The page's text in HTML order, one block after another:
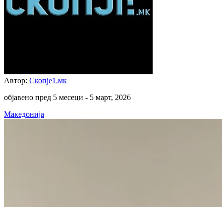
Автор: Скопје1.мк
објавено пред 5 месеци - 5 март, 2026
Македонија